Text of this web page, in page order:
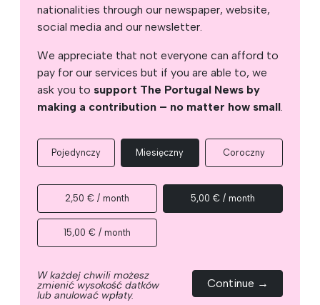
nationalities through our newspaper, website,
social media and our newsletter.
We appreciate that not everyone can afford to
pay for our services but if you are able to, we
ask you to support The Portugal News by
making a contribution – no matter how small.
Pojedynczy Miesięczny Coroczny
2,50 € / month 5,00 € / month
15,00 € / month
W każdej chwili możesz
zmienić wysokość datków
lub anulować wpłaty.
Continue →